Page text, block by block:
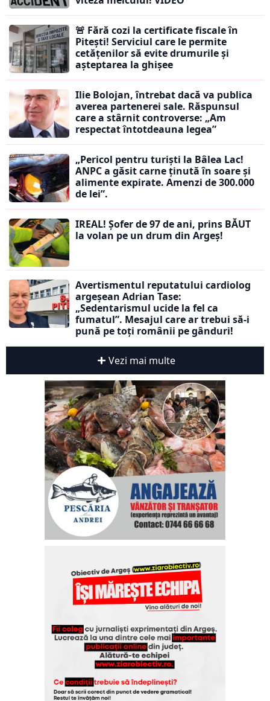
🚨 Fără cozi la certificate fiscale în
Pitești! Serviciul care le permite
cetățenilor să evite drumurile și
așteptarea la ghișee
Ilie Bolojan, întrebat dacă va publica
averea partenerei sale. Răspunsul
care a stârnit controverse: „Am
respectat întotdeauna legea”
„Pericol pentru turiști la Bâlea Lac!
ANPC a găsit carne ținută în soare și
alimente expirate. Amenzi de 300.000
de lei”.
IREAL! Șofer de 97 de ani, prins BĂUT
la volan pe un drum din Argeș!
Avertismentul reputatului cardiolog
argeșean Adrian Tase:
„Sedentarismul ucide la fel ca
fumatul”. Mesajul care ar trebui să-i
pună pe toți românii pe gânduri!
Vezi mai multe